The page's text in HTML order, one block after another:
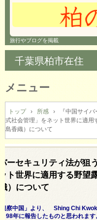
旅行やブログを掲載
千葉県柏市在住
メニュー
コ
ン
テ
ン
ス
キ
ッ
プ
トップ › 所感 ›
『中国サイ
式社会管理」をネット世界に適
島香織）について
ーセキュリティ法が
ト世界に適用する野望
）について
察中国」より、 Shing Chi
98年に報告したものと思われます